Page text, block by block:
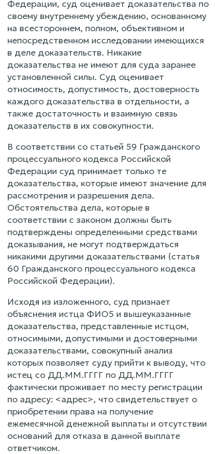
Федерации, суд оценивает доказательства по
своему внутреннему убеждению, основанному
на всестороннем, полном, объективном и
непосредственном исследовании имеющихся
в деле доказательств. Никакие
доказательства не имеют для суда заранее
установленной силы. Суд оценивает
относимость, допустимость, достоверность
каждого доказательства в отдельности, а
также достаточность и взаимную связь
доказательств в их совокупности.
В соответствии со статьей 59 Гражданского
процессуального кодекса Российской
Федерации суд принимает только те
доказательства, которые имеют значение для
рассмотрения и разрешения дела.
Обстоятельства дела, которые в
соответствии с законом должны быть
подтверждены определенными средствами
доказывания, не могут подтверждаться
никакими другими доказательствами (статья
60 Гражданского процессуального кодекса
Российской Федерации).
Исходя из изложенного, суд признает
объяснения истца ФИО5 и вышеуказанные
доказательства, представленные истцом,
относимыми, допустимыми и достоверными
доказательствами, совокупный анализ
которых позволяет суду прийти к выводу, что
истец со ДД.ММ.ГГГГ по ДД.ММ.ГГГГ
фактически проживает по месту регистрации
по адресу: <адрес>, что свидетельствует о
приобретении права на получение
ежемесячной денежной выплаты и отсутствии
оснований для отказа в данной выплате
ответчиком.